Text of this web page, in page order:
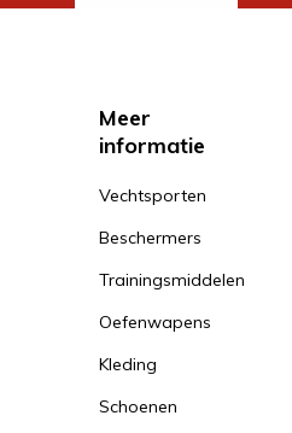
Meer
informatie
Vechtsporten
Beschermers
Trainingsmiddelen
Oefenwapens
Kleding
Schoenen